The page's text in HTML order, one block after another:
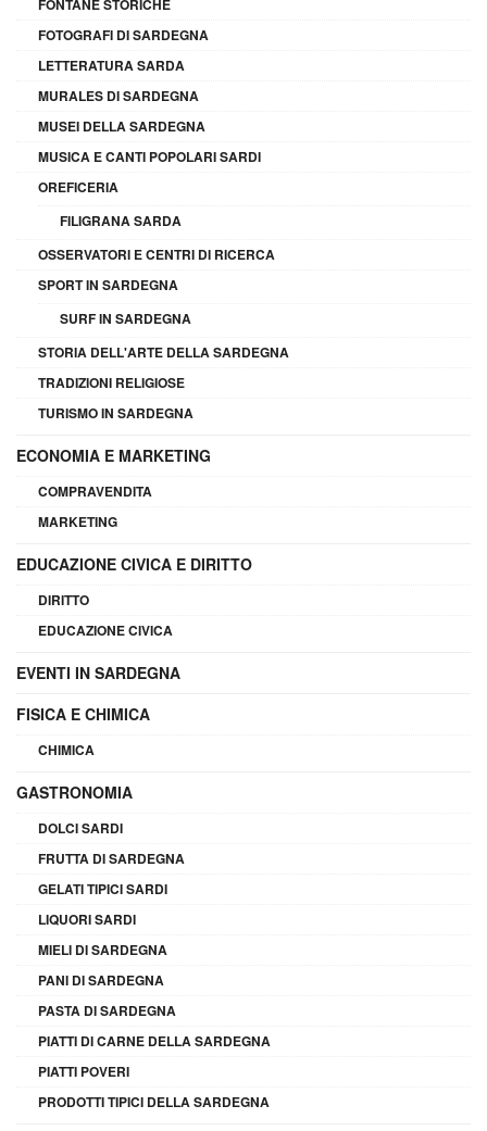
FONTANE STORICHE
FOTOGRAFI DI SARDEGNA
LETTERATURA SARDA
MURALES DI SARDEGNA
MUSEI DELLA SARDEGNA
MUSICA E CANTI POPOLARI SARDI
OREFICERIA
FILIGRANA SARDA
OSSERVATORI E CENTRI DI RICERCA
SPORT IN SARDEGNA
SURF IN SARDEGNA
STORIA DELL'ARTE DELLA SARDEGNA
TRADIZIONI RELIGIOSE
TURISMO IN SARDEGNA
ECONOMIA E MARKETING
COMPRAVENDITA
MARKETING
EDUCAZIONE CIVICA E DIRITTO
DIRITTO
EDUCAZIONE CIVICA
EVENTI IN SARDEGNA
FISICA E CHIMICA
CHIMICA
GASTRONOMIA
DOLCI SARDI
FRUTTA DI SARDEGNA
GELATI TIPICI SARDI
LIQUORI SARDI
MIELI DI SARDEGNA
PANI DI SARDEGNA
PASTA DI SARDEGNA
PIATTI DI CARNE DELLA SARDEGNA
PIATTI POVERI
PRODOTTI TIPICI DELLA SARDEGNA